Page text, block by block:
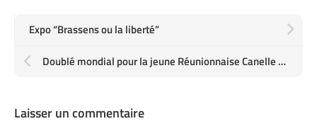
Expo “Brassens ou la liberté”
Doublé mondial pour la jeune Réunionnaise Canelle Bulard avec les titre junior et open à 2 mois d'intervalle
Laisser un commentaire